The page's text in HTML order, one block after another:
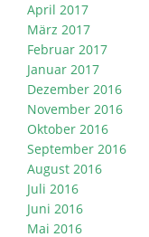
April 2017
März 2017
Februar 2017
Januar 2017
Dezember 2016
November 2016
Oktober 2016
September 2016
August 2016
Juli 2016
Juni 2016
Mai 2016